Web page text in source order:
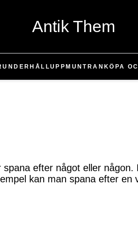
Antik Them
UNDERHÅLLUPPMUNTRAN KÖPA
efter något eller
kan man spana efter